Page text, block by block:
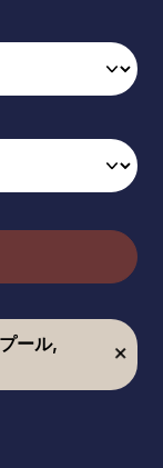
ール,